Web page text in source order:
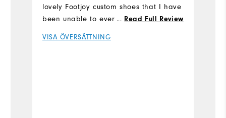
lovely Footjoy custom shoes that I have
been unable to ever wear. They have a
wooden stretcher in them in the hope
that they may fit one day.
... Read Full Review
VISA ÖVERSÄTTNING